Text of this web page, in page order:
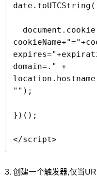
domain=." +
"");
})();
</script>
3. 创建一个触发器,仅当